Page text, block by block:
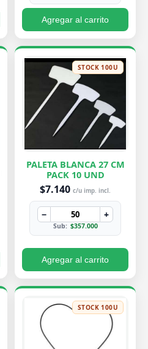
Agregar al carrito
STOCK 100U
PALETA BLANCA 27 CM
PACK 10 UND
$7.140 c/u imp. incl.
− +
Sub: $357.000
Agregar al carrito
STOCK 100U